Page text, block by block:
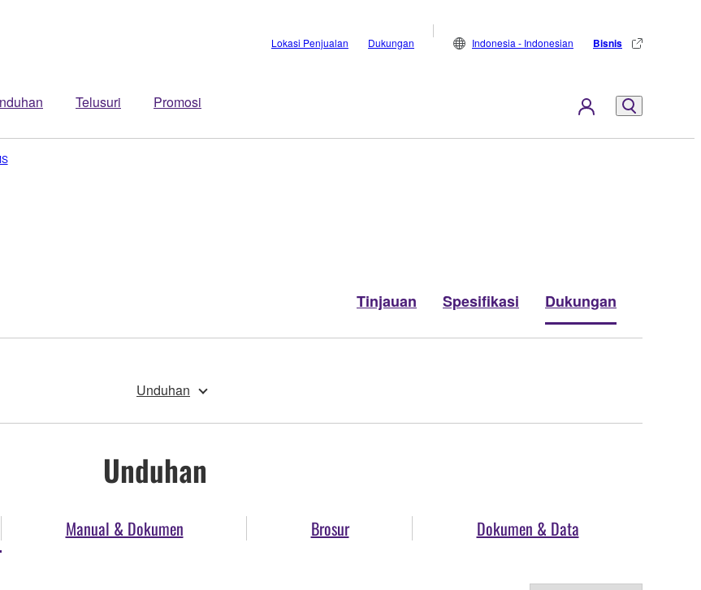
Telusuri Promosi
Lokasi Penjualan Dukungan Indonesia - Indonesian Bisnis
Tinjauan Spesifikasi Dukungan
Unduhan
Unduhan
Manual & Dokumen Brosur Dokumen & Data